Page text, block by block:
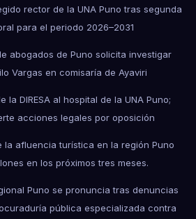
rector de la UNA Puno tras segunda
para el periodo 2026–2031
abogados de Puno solicita investigar
Vargas en comisaría de Ayaviri
la DIRESA al hospital de la UNA Puno;
acciones legales por oposición
la afluencia turística en la región Puno
en los próximos tres meses.
Puno se pronuncia tras denuncias
pública especializada contra